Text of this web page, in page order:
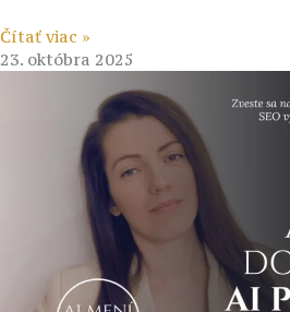
Čítať viac »
23. októbra 2025